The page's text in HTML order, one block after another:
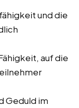
und die
auf die
Geduld im